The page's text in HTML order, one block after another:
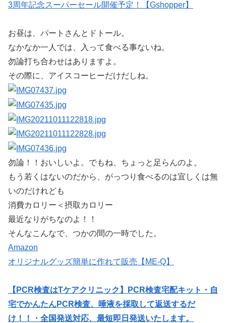
3周年記念スーパーセール開催予定！【Gshopper】
お昼は、パートさんとドトール。
なかなか一人では、入って食べる事ないね。
勿論打ち合わせはありますよ。
その際に、アイスコーヒーだけだしね。
勿論！！おいしいよ。でもね、ちょっと足らんのよ。
もう若くはないのだから、がっつり食べるのは宜しくは無
いのだけれども
消費カロリー＜摂取カロリー
最近なりがちなのよ！！
そんなこんなで、つかの間の一時でした。
Amazon
オリジナルグッズ簡単に作れて販売【ME-Q】
【PCR検査はTケアクリニック】PCR検査宅配キット・自
宅でかんたんPCR検査、唾液を採取して返送するだ
け！！・全国発送対応、最短即日発送いたします。